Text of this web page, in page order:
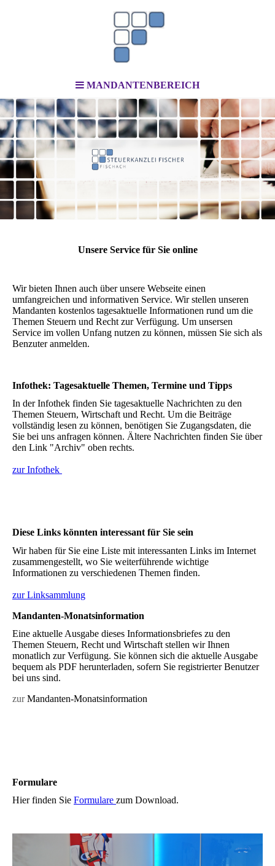
MANDANTENBEREICH
Unsere Service für Sie online
Wir bieten Ihnen auch über unsere Webseite einen
umfangreichen und informativen Service. Wir stellen unseren
Mandanten kostenlos tagesaktuelle Informationen rund um die
Themen Steuern und Recht zur Verfügung. Um unsersen
Service im vollen Unfang nutzen zu können, müssen Sie sich als
Benzuter anmelden.
Infothek: Tagesaktuelle Themen, Termine und Tipps
In der Infothek finden Sie tagesaktuelle Nachrichten zu den
Themen Steuern, Wirtschaft und Recht. Um die Beiträge
vollständig lesen zu können, benötigen Sie Zugangsdaten, die
Sie bei uns anfragen können. Ältere Nachrichten finden Sie über
den Link "Archiv" oben rechts.
zur Infothek
Diese Links könnten interessant für Sie sein
Wir haben für Sie eine Liste mit interessanten Links im Internet
zusammengestellt, wo Sie weiterführende wichtige
Informationen zu verschiedenen Themen finden.
zur Linksammlung
Mandanten-Monatsinformation
Eine aktuelle Ausgabe dieses Informationsbriefes zu den
Themen Steuern, Recht und Wirtschaft stellen wir Ihnen
monatlich zur Verfügung. Sie können sich die aktuelle Ausgabe
bequem als PDF herunterladen, sofern Sie registrierter Benutzer
bei uns sind.
zurMandanten-Monatsinformation
Formulare
Hier finden Sie Formulare zum Download.